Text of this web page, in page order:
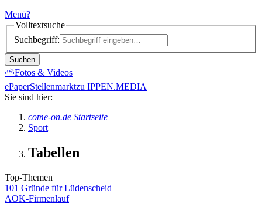
Menü?
Volltextsuche
Suchbegriff:
Suchen
⛅Fotos & Videos
ePaperStellenmarktzu IPPEN.MEDIA
Sie sind hier:
come-on.de Startseite
Sport
Tabellen
Top-Themen
101 Gründe für Lüdenscheid
AOK-Firmenlauf